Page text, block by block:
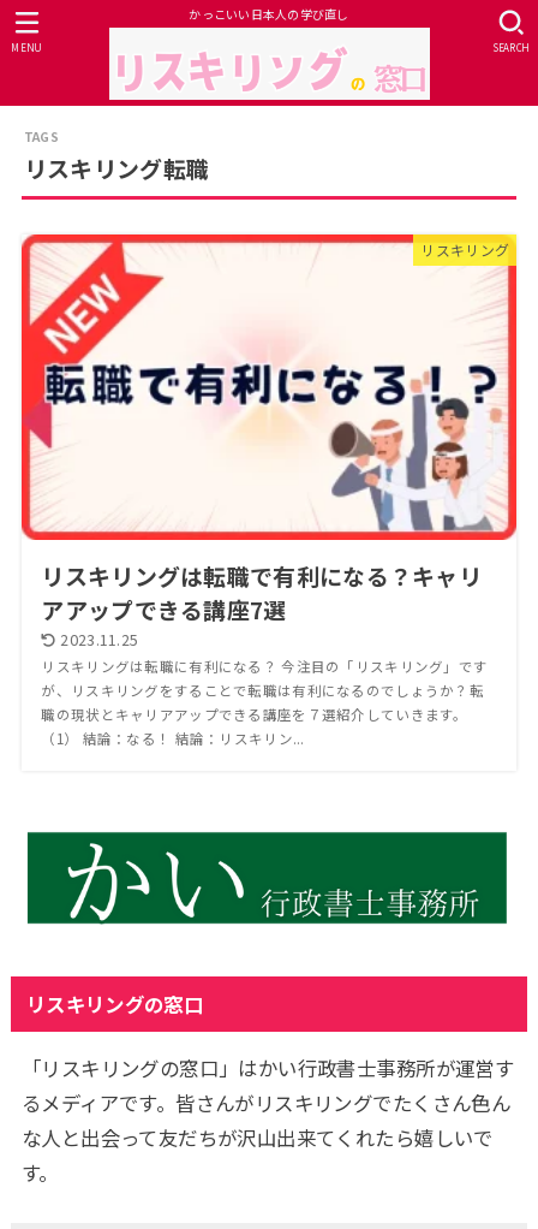
かっこいい日本人の学び直し
SEARCH
MENU
リスキリング転職
リスキリング
リスキリングは転職で有利になる？キャリ
アアップできる講座7選
2023.11.25
リスキリングは転職に有利になる？ 今注目の「リスキリング」です
が、リスキリングをすることで転職は有利になるのでしょうか？転
職の現状とキャリアアップできる講座を７選紹介していきます。
（1） 結論：なる！ 結論：リスキリン...
リスキリングの窓口
「リスキリングの窓口」はかい行政書士事務所が運営す
るメディアです。皆さんがリスキリングでたくさん色ん
な人と出会って友だちが沢山出来てくれたら嬉しいで
す。